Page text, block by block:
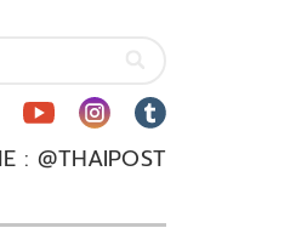
: @THAIPOST